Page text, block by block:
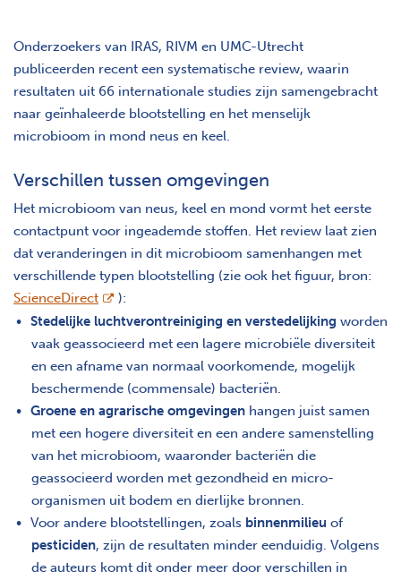
Onderzoekers van IRAS, RIVM en UMC-Utrecht
publiceerden recent een systematische review, waarin
resultaten uit 66 internationale studies zijn samengebracht
naar geïnhaleerde blootstelling en het menselijk
microbioom in mond neus en keel.
Verschillen tussen omgevingen
Het microbioom van neus, keel en mond vormt het eerste
contactpunt voor ingeademde stoffen. Het review laat zien
dat veranderingen in dit microbioom samenhangen met
verschillende typen blootstelling (zie ook het figuur, bron:
ScienceDirectopent nieuw scherm
):
Stedelijke luchtverontreiniging en verstedelijking worden
vaak geassocieerd met een lagere microbiële diversiteit
en een afname van normaal voorkomende, mogelijk
beschermende (commensale) bacteriën.
Groene en agrarische omgevingen hangen juist samen
met een hogere diversiteit en een andere samenstelling
van het microbioom, waaronder bacteriën die
geassocieerd worden met gezondheid en micro-
organismen uit bodem en dierlijke bronnen.
Voor andere blootstellingen, zoals binnenmilieu of
pesticiden, zijn de resultaten minder eenduidig. Volgens
de auteurs komt dit onder meer door verschillen in